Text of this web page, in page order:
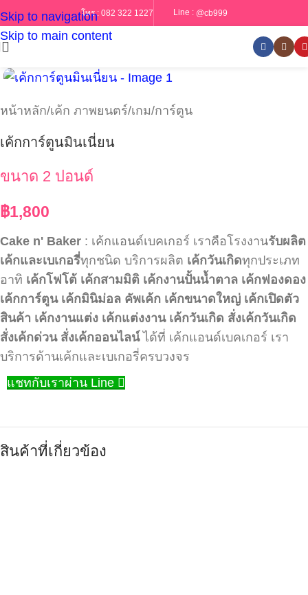
Skip to navigation
Skip to main content
โทร : 082 322 1227 Line : @cb999
หน้าหลัก/เค้ก ภาพยนตร์/เกม/การ์ตูน
เค้กการ์ตูนมินเนี่ยน
ขนาด 2 ปอนด์
฿1,800
Cake n' Baker : เค้กแอนด์เบคเกอร์ เราคือโรงงานรับผลิต
เค้กและเบเกอรี่ทุกชนิด บริการผลิต เค้กวันเกิดทุกประเภท
อาทิ เค้กโฟโต้ เค้กสามมิติ เค้กงานปั้นน้ำตาล เค้กฟองดอง
เค้กการ์ตูน เค้กมินิม่อล คัพเค้ก เค้กขนาดใหญ่ เค้กเปิดตัว
สินค้า เค้กงานแต่ง เค้กแต่งงาน เค้กวันเกิด สั่งเค้กวันเกิด
สั่งเค้กด่วน สั่งเค้กออนไลน์ได้ที่ เค้กแอนด์เบคเกอร์ เรา
บริการด้านเค้กและเบเกอรี่ครบวงจร
แชทกับเราผ่าน Line
สินค้าที่เกี่ยวข้อง